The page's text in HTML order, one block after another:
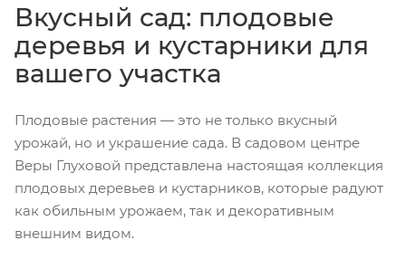
Вкусный сад: плодовые
деревья и кустарники для
вашего участка
Плодовые растения — это не только вкусный
урожай, но и украшение сада. В садовом центре
Веры Глуховой представлена настоящая коллекция
плодовых деревьев и кустарников, которые радуют
как обильным урожаем, так и декоративным
внешним видом.